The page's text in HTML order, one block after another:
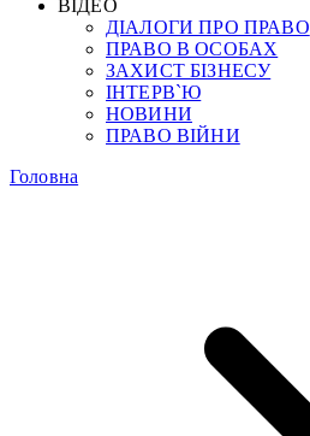
ВІДЕО
ДІАЛОГИ ПРО ПРАВО
ПРАВО В ОСОБАХ
ЗАХИСТ БІЗНЕСУ
ІНТЕРВ`Ю
НОВИНИ
ПРАВО ВІЙНИ
Головна